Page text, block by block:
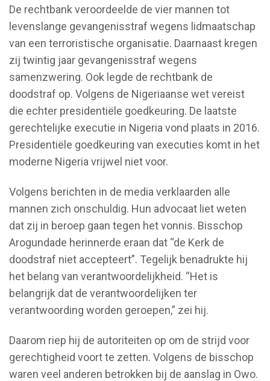
De rechtbank veroordeelde de vier mannen tot
levenslange gevangenisstraf wegens lidmaatschap
van een terroristische organisatie. Daarnaast kregen
zij twintig jaar gevangenisstraf wegens
samenzwering. Ook legde de rechtbank de
doodstraf op. Volgens de Nigeriaanse wet vereist
die echter presidentiële goedkeuring. De laatste
gerechtelijke executie in Nigeria vond plaats in 2016.
Presidentiële goedkeuring van executies komt in het
moderne Nigeria vrijwel niet voor.
Volgens berichten in de media verklaarden alle
mannen zich onschuldig. Hun advocaat liet weten
dat zij in beroep gaan tegen het vonnis. Bisschop
Arogundade herinnerde eraan dat “de Kerk de
doodstraf niet accepteert”. Tegelijk benadrukte hij
het belang van verantwoordelijkheid. “Het is
belangrijk dat de verantwoordelijken ter
verantwoording worden geroepen,” zei hij.
Daarom riep hij de autoriteiten op om de strijd voor
gerechtigheid voort te zetten. Volgens de bisschop
waren veel anderen betrokken bij de aanslag in Owo.